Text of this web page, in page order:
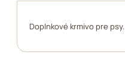
Doplnkové krmivo pre psy.